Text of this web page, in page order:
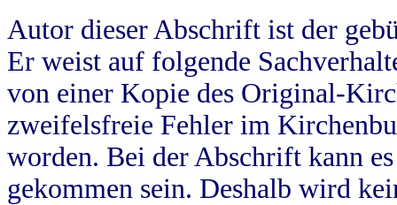
Autor dieser Abschrift ist der
Er weist auf folgende
von einer Kopie des Original-
zweifelsfreie Fehler im
worden. Bei der Abschrift kann
gekommen sein. Deshalb wird